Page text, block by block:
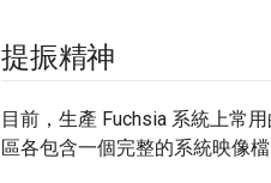
提振精神
目前，生產 Fuchsia 系統上常
區各包含一個完整的系統映像